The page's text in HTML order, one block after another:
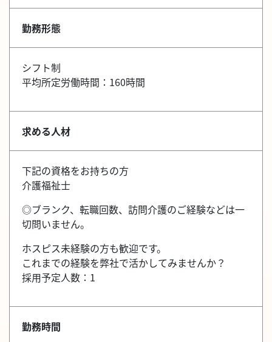
勤務形態
シフト制
平均所定労働時間：160時間
求める人材
下記の資格をお持ちの方
介護福祉士
◎ブランク、転職回数、訪問介護のご経験などは一
切問いません。
ホスピス未経験の方も歓迎です。
これまでの経験を弊社で活かしてみませんか？
採用予定人数：1
勤務時間